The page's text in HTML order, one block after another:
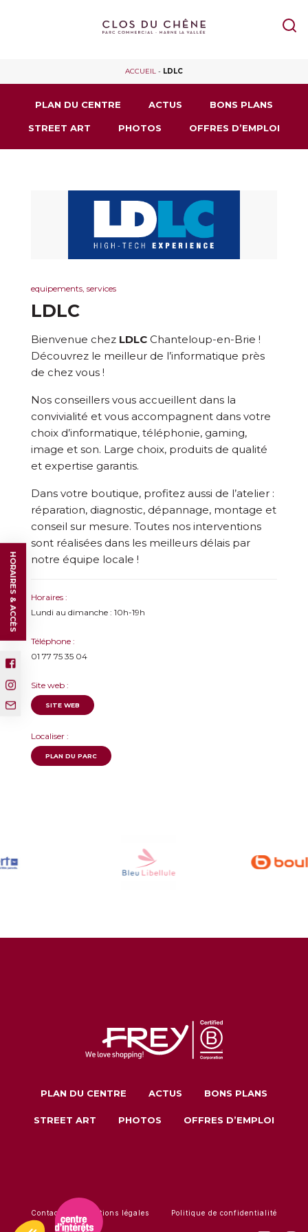
ACCUEIL - LDLC
PLAN DU CENTRE ACTUS BONS PLANS
STREET ART PHOTOS OFFRES D’EMPLOI
equipements, services
LDLC
Bienvenue chez LDLC Chanteloup-en-Brie !
Découvrez le meilleur de l’informatique près
de chez vous !
Nos conseillers vous accueillent dans la
convivialité et vous accompagnent dans votre
choix d’informatique, téléphonie, gaming,
image et son. Large choix, produits de qualité
et expertise garantis.
Dans votre boutique, profitez aussi de l’atelier :
réparation, diagnostic, dépannage, montage et
conseil sur mesure. Toutes nos interventions
sont réalisées dans les meilleurs délais par
notre équipe locale !
Horaires :
Lundi au dimanche : 10h-19h
Téléphone :
01 77 75 35 04
Site web :
SITE WEB
Localiser :
PLAN DU PARC
HORAIRES & ACCÈS
PLAN DU CENTRE ACTUS BONS PLANS
STREET ART PHOTOS OFFRES D’EMPLOI
Contact Mentions légales Politique de confidentialité